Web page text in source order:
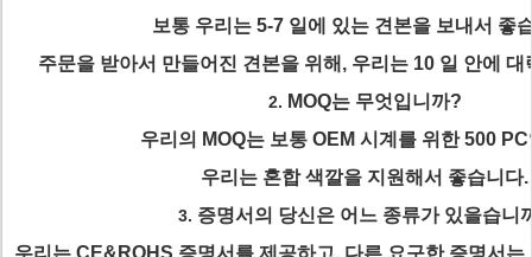
보통 우리는 5-7 일에 있는 견본을 보내서 좋
주문을 받아서 만들어진 견본을 위해, 우리는 10 일 안에
2. MOQ는 무엇입니까?
우리의 MOQ는 보통 OEM 시계를 위한 500
우리는 혼합 색깔을 지원해서 좋습니다.
3. 증명서의 당신은 어느 종류가 있을습니
우리는 CE&ROHS 증명서를 제공하고, 다른 요구한 증명서는